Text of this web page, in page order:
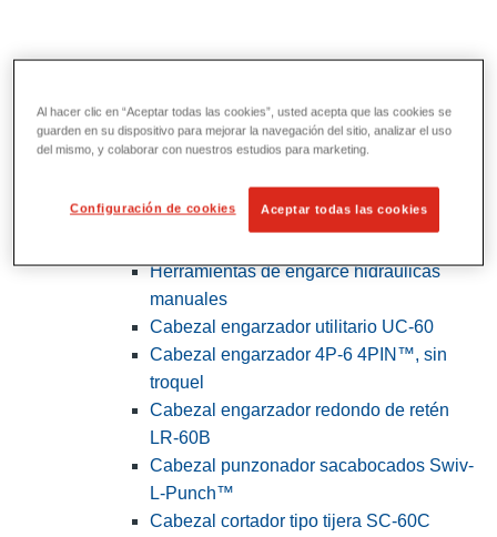
Herramientas de servicios públicos y de
View All Herramientas de servicios
Herramientas de engarce hidráulicas
manuales
Cabezal engarzador utilitario UC-60
Cabezal engarzador 4P-6 4PIN™, sin
troquel
Cabezal engarzador redondo de retén
LR-60B
Cabezal punzonador sacabocados Swiv-
L-Punch™
Cabezal cortador tipo tijera SC-60C
Al hacer clic en “Aceptar todas las cookies”, usted acepta que las cookies se
guarden en su dispositivo para mejorar la navegación del sitio, analizar el uso
del mismo, y colaborar con nuestros estudios para marketing.
Configuración de cookies Aceptar todas las cookies